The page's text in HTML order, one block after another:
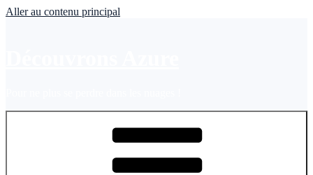
Aller au contenu principal